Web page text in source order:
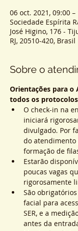
06 oct. 2021, 09:00 –
Sociedade Espírita
José Higino, 176 -
RJ, 20510-420, Brasil
Sobre o
Orientações para o
todos os
O check-in na
iniciará
divulgado. Por
do atendimento
formação de
Estarão
poucas vagas
rigorosamente
São
facial para
SER, e a
antes da